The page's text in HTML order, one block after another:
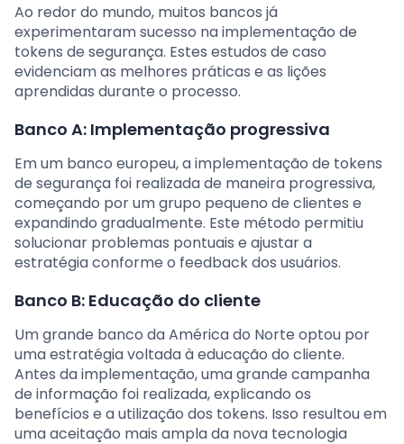
Ao redor do mundo, muitos bancos já
experimentaram sucesso na implementação de
tokens de segurança. Estes estudos de caso
evidenciam as melhores práticas e as lições
aprendidas durante o processo.
Banco A: Implementação progressiva
Em um banco europeu, a implementação de tokens
de segurança foi realizada de maneira progressiva,
começando por um grupo pequeno de clientes e
expandindo gradualmente. Este método permitiu
solucionar problemas pontuais e ajustar a
estratégia conforme o feedback dos usuários.
Banco B: Educação do cliente
Um grande banco da América do Norte optou por
uma estratégia voltada à educação do cliente.
Antes da implementação, uma grande campanha
de informação foi realizada, explicando os
benefícios e a utilização dos tokens. Isso resultou em
uma aceitação mais ampla da nova tecnologia